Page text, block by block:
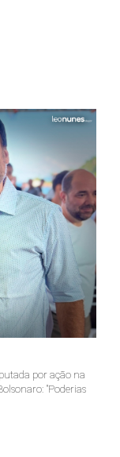
por ação na
"Poderias